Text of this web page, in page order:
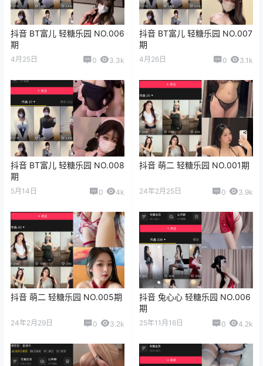
抖音 BT富儿 轻糖乐园 NO.006
期
4月25日 0 3.3k
抖音 BT富儿 轻糖乐园 NO.007
期
4月26日 0 3.1k
抖音 BT富儿 轻糖乐园 NO.008
期
5月14日 0 4k
抖音 萌二 轻糖乐园 NO.001期
24年2月25日 0 3.9k
抖音 萌二 轻糖乐园 NO.005期
24年2月29日 0 3.2k
抖音 兔心心 轻糖乐园 NO.006
期
25年11月16日 0 4.2k